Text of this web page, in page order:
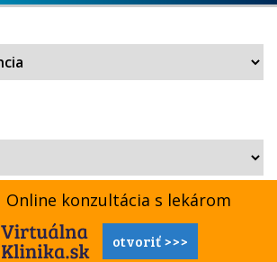
konzultácia s lekárom
otvoriť >>>